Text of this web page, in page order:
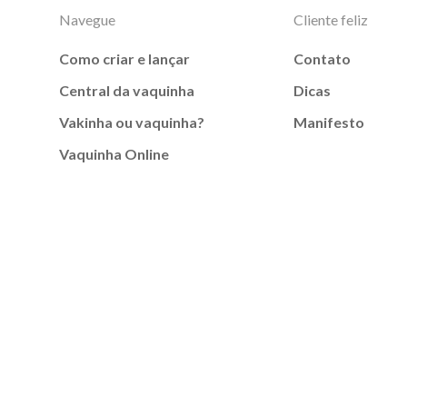
Navegue
Como criar e lançar
Central da vaquinha
Vakinha ou vaquinha?
Vaquinha Online
Cliente feliz
Contato
Dicas
Manifesto